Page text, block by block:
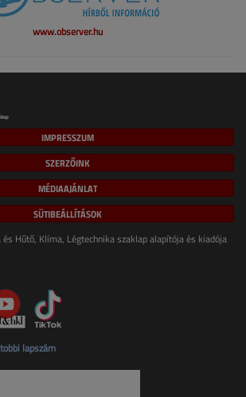
www.observer.hu
IMPRESSZUM
SZERZŐINK
MÉDIAAJÁNLAT
SÜTIBEÁLLÍTÁSOK
és Hűtő, Klíma, Légtechnika szaklap alapítója és kiadója
lapszám